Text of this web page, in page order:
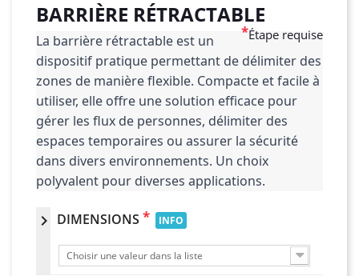
BARRIÈRE RÉTRACTABLE
*Étape requise
La barrière rétractable est un
dispositif pratique permettant de délimiter des
zones de manière flexible. Compacte et facile à
utiliser, elle offre une solution efficace pour
gérer les flux de personnes, délimiter des
espaces temporaires ou assurer la sécurité
dans divers environnements. Un choix
polyvalent pour diverses applications.
chevron_right DIMENSIONS * INFO
Choisir une valeur dans la liste